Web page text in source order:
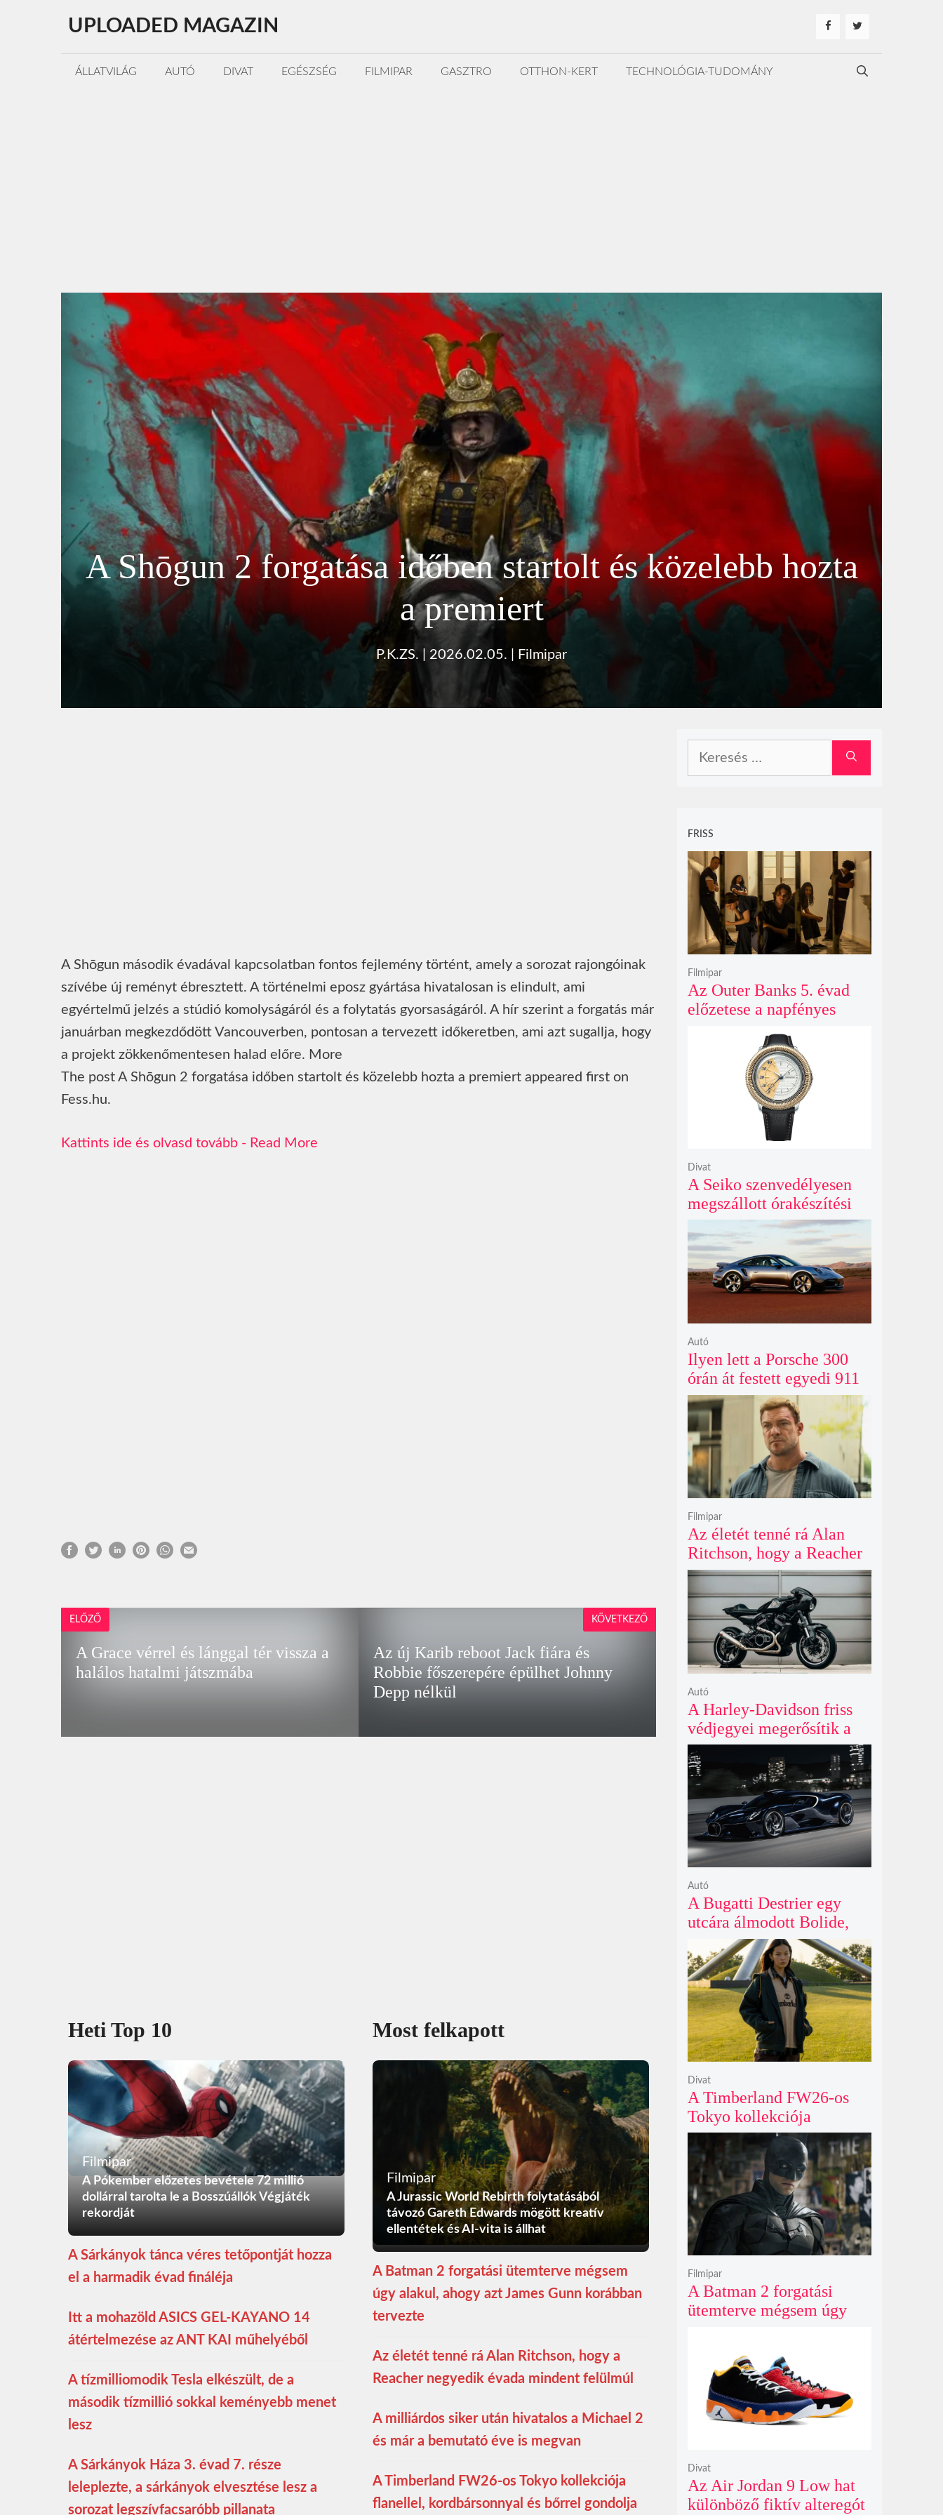
tartalomba
UPLOADED MAGAZIN
ÁLLATVILÁG AUTÓ DIVAT EGÉSZSÉG FILMIPAR GASZTRO OTTHON-KERT TECHNOLÓGIA-TUDOMÁNY
A Shōgun 2 forgatása időben startolt és közelebb hozta
a premiert
P.K.ZS. 2026.02.05. Filmipar
A Shōgun második évadával kapcsolatban fontos fejlemény történt, amely a sorozat rajongóinak
szívébe új reményt ébresztett. A történelmi eposz gyártása hivatalosan is elindult, ami
egyértelmű jelzés a stúdió komolyságáról és a folytatás gyorsaságáról. A hír szerint a forgatás már
januárban megkezdődött Vancouverben, pontosan a tervezett időkeretben, ami azt sugallja, hogy
a projekt zökkenőmentesen halad előre. More
The post A Shōgun 2 forgatása időben startolt és közelebb hozta a premiert appeared first on
Fess.hu.
Read More
ELŐZŐ
A Grace vérrel és lánggal tér vissza a
halálos hatalmi játszmába
Az új Karib reboot Jack fiára és
Robbie főszerepére épülhet Johnny
Depp nélkül
KÖVETKEZŐ
Heti Top 10
Filmipar
A Pókember előzetes bevétele 72 millió
dollárral tarolta le a Bosszúállók Végjáték
rekordját
A Sárkányok tánca véres tetőpontját hozza
el a harmadik évad fináléja
Itt a mohazöld ASICS GEL-KAYANO 14
átértelmezése az ANT KAI műhelyéből
A tízmilliomodik Tesla elkészült, de a
második tízmillió sokkal keményebb menet
lesz
A Sárkányok Háza 3. évad 7. része
leleplezte, a sárkányok elvesztése lesz a
sorozat legszívfacsaróbb pillanata
Most felkapott
Filmipar
A Jurassic World Rebirth folytatásából
távozó Gareth Edwards mögött kreatív
ellentétek és AI-vita is állhat
A Batman 2 forgatási ütemterve mégsem
úgy alakul, ahogy azt James Gunn korábban
tervezte
Az életét tenné rá Alan Ritchson, hogy a
Reacher negyedik évada mindent felülmúl
A milliárdos siker után hivatalos a Michael 2
és már a bemutató éve is megvan
A Timberland FW26-os Tokyo kollekciója
flanellel, kordbársonnyal és bőrrel gondolja
FRISS
Az Outer Banks 5. évad
előzetese a napfényes
kíméletlen
bosszúhadjáratot ígér
Filmipar
A Seiko szenvedélyesen
megszállott órakészítési
kiállítása végre Londonba
érkezik idén nyáron
Divat
Ilyen lett a Porsche 300
órán át festett egyedi 911
Turbo S-e, ami ausztrál
naplementéből született
Autó
Az életét tenné rá Alan
Ritchson, hogy a Reacher
negyedik évada mindent
felülmúl
Filmipar
A Harley-Davidson friss
védjegyei megerősítik a
lenyűgöző café racer és
flat tracker szériagyártását
Autó
A Bugatti Destrier egy
utcára álmodott Bolide,
ami a pályaautók
brutalitását öltözteti
egyedi karosszériába
Autó
A Timberland FW26-os
Tokyo kollekciója
flanellel, kordbársonnyal
és bőrrel gondolja újra az
időtlen örökséget
Divat
A Batman 2 forgatási
ütemterve mégsem úgy
Filmipar
Az Air Jordan 9 Low hat
különböző fiktív alteregót
Divat